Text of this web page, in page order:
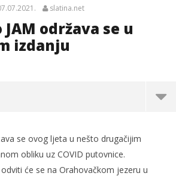
slatina.net
održava se u
izdanju
se ovog ljeta u nešto drugačijim
obliku uz COVID putovnice.
će se na Orahovačkom jezeru u